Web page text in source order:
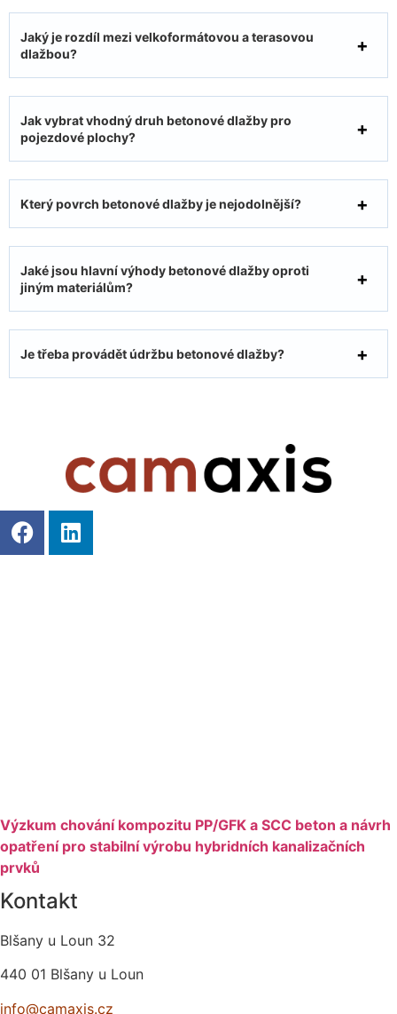
Jaký je rozdíl mezi velkoformátovou a terasovou
dlažbou?
Jak vybrat vhodný druh betonové dlažby pro
pojezdové plochy?
Který povrch betonové dlažby je nejodolnější?
Jaké jsou hlavní výhody betonové dlažby oproti
jiným materiálům?
Je třeba provádět údržbu betonové dlažby?
Výzkum chování kompozitu PP/GFK a SCC beton a návrh
opatření pro stabilní výrobu hybridních kanalizačních
prvků
Kontakt
Blšany u Loun 32
440 01 Blšany u Loun
info@camaxis.cz